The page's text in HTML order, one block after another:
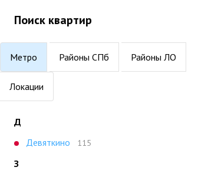
Поиск квартир
Метро Районы СПб Районы ЛО
Локации
Д
Девяткино
115
З